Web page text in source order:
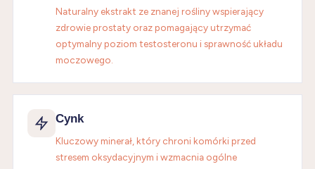
Naturalny ekstrakt ze znanej rośliny wspierający
zdrowie prostaty oraz pomagający utrzymać
optymalny poziom testosteronu i sprawność układu
moczowego.
Cynk
Kluczowy minerał, który chroni komórki przed
stresem oksydacyjnym i wzmacnia ogólne